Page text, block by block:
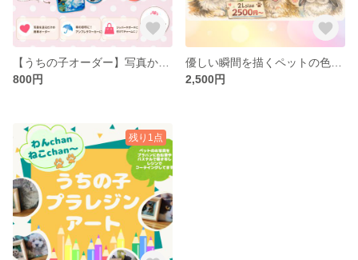
800円
2,500円
残り1点